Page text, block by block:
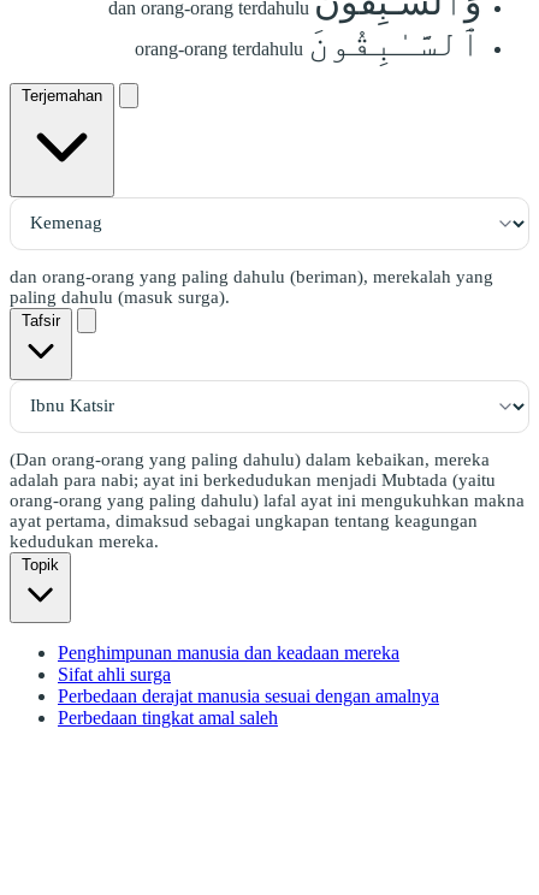
dan orang-orang terdahulu
ٱلسَّـٰبِقُونَ orang-orang terdahulu
Terjemahan
dan orang-orang yang paling dahulu (beriman), merekalah yang
paling dahulu (masuk surga).
Tafsir
(Dan orang-orang yang paling dahulu) dalam kebaikan, mereka
adalah para nabi; ayat ini berkedudukan menjadi Mubtada (yaitu
orang-orang yang paling dahulu) lafal ayat ini mengukuhkan makna
ayat pertama, dimaksud sebagai ungkapan tentang keagungan
kedudukan mereka.
Topik
Penghimpunan manusia dan keadaan mereka
Sifat ahli surga
Perbedaan derajat manusia sesuai dengan amalnya
Perbedaan tingkat amal saleh